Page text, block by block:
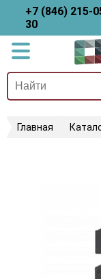
+7 (846) 215-
30
Главная